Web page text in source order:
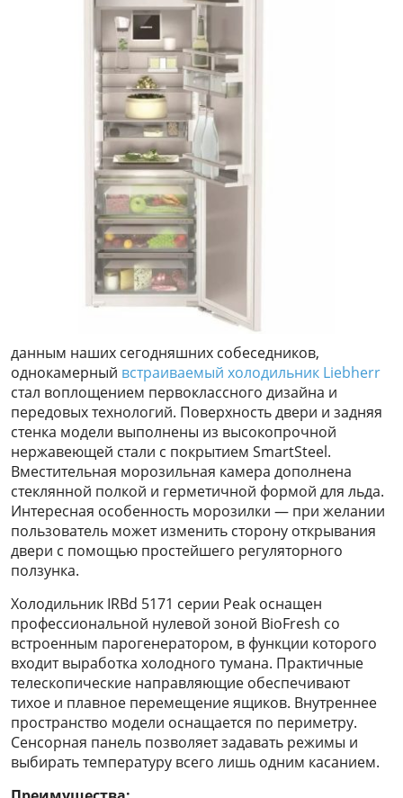
данным наших сегодняшних собеседников,
однокамерный встраиваемый холодильник Liebherr
стал воплощением первоклассного дизайна и
передовых технологий. Поверхность двери и задняя
стенка модели выполнены из высокопрочной
нержавеющей стали с покрытием SmartSteel.
Вместительная морозильная камера дополнена
стеклянной полкой и герметичной формой для льда.
Интересная особенность морозилки — при желании
пользователь может изменить сторону открывания
двери с помощью простейшего регуляторного
ползунка.
Холодильник IRBd 5171 серии Peak оснащен
профессиональной нулевой зоной BioFresh со
встроенным парогенератором, в функции которого
входит выработка холодного тумана. Практичные
телескопические направляющие обеспечивают
тихое и плавное перемещение ящиков. Внутреннее
пространство модели оснащается по периметру.
Сенсорная панель позволяет задавать режимы и
выбирать температуру всего лишь одним касанием.